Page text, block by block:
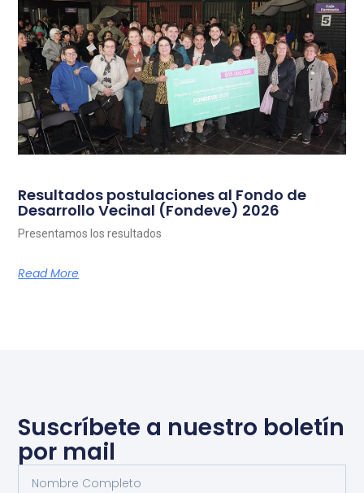
Resultados postulaciones al Fondo de
Desarrollo Vecinal (Fondeve) 2026
Presentamos los resultados
Read More
Suscríbete a nuestro boletín
por mail